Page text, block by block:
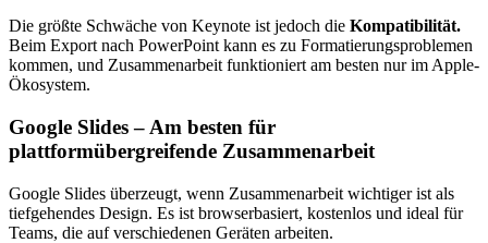
Die größte Schwäche von Keynote ist jedoch die Kompatibilität.
Beim Export nach PowerPoint kann es zu Formatierungsproblemen
kommen, und Zusammenarbeit funktioniert am besten nur im Apple-
Ökosystem.
Google Slides – Am besten für
plattformübergreifende Zusammenarbeit
Google Slides überzeugt, wenn Zusammenarbeit wichtiger ist als
tiefgehendes Design. Es ist browserbasiert, kostenlos und ideal für
Teams, die auf verschiedenen Geräten arbeiten.